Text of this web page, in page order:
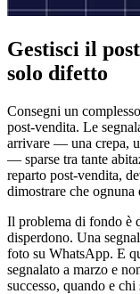
Gestisci il
solo difetto
Consegni un
post-vendita. Le
arrivare — una crepa,
— sparse tra tante
reparto post-vendita,
dimostrare che ognuna
Il problema di fondo è
disperdono. Una
foto su WhatsApp. E
segnalato a marzo e
successo, quando e